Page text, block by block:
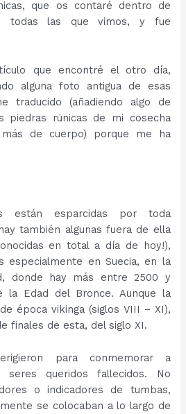
que os contaré dentro de
todas las que vimos, y fue
que encontré el otro día,
alguna foto antigua de esas
traducido (añadiendo algo de
piedras rúnicas de mi cosecha
de cuerpo) porque me ha
están esparcidas por toda
también algunas fuera de ella
en total a día de hoy!),
especialmente en Suecia, en la
donde hay más entre 2500 y
la Edad del Bronce. Aunque la
época vikinga (siglos VIII – XI),
finales de esta, del siglo XI.
para conmemorar a
seres queridos fallecidos. No
o indicadores de tumbas,
se colocaban a lo largo de